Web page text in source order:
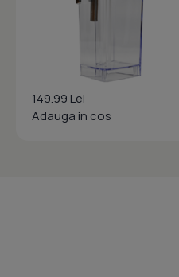
149.99 Lei
Adauga in cos